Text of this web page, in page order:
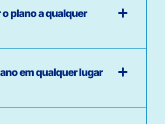
plano a qualquer
em qualquer lugar